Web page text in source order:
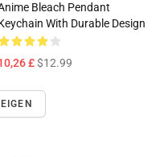
Bleach Pendant
With Durable Design
£$12.99